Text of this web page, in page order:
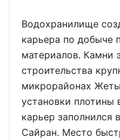
Водохранилище
карьера по добыче
материалов. Камни
строительства
микрорайонах
установки плотины
карьер заполнился
Сайран. Место